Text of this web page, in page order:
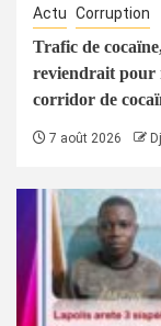
Actu Corruption
Trafic de
reviendrait pour
corridor de
7 août 2026